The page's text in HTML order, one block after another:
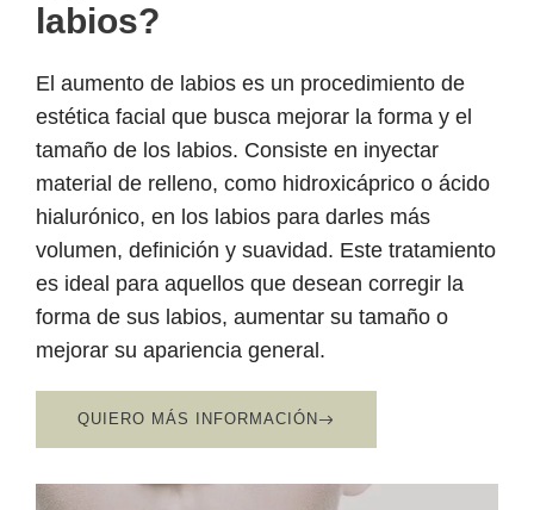
labios?
El aumento de labios es un procedimiento de
estética facial que busca mejorar la forma y el
tamaño de los labios. Consiste en inyectar
material de relleno, como hidroxicáprico o ácido
hialurónico, en los labios para darles más
volumen, definición y suavidad. Este tratamiento
es ideal para aquellos que desean corregir la
forma de sus labios, aumentar su tamaño o
mejorar su apariencia general.
QUIERO MÁS INFORMACIÓN